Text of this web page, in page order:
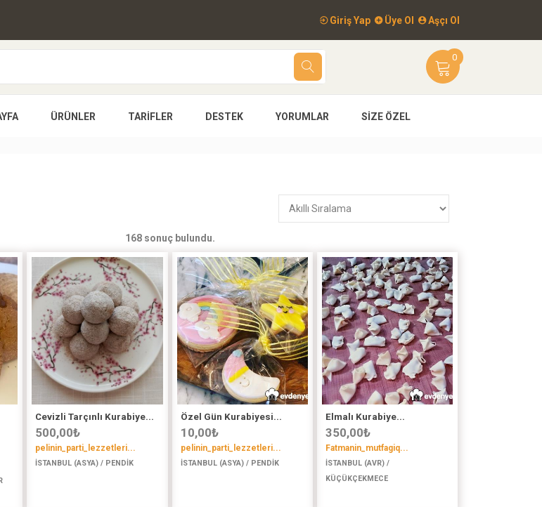
Giriş Yap Üye Ol Aşçı Ol
0
ÜRÜNLER TARIFLER DESTEK YORUMLAR SIZE ÖZEL
168 sonuç bulundu.
Cevizli Tarçınlı Kurabiye...
500,00₺
pelinin_parti_lezzetleri...
İSTANBUL (ASYA) / PENDİK
Özel Gün Kurabiyesi...
10,00₺
pelinin_parti_lezzetleri...
İSTANBUL (ASYA) / PENDİK
Elmalı Kurabiye...
350,00₺
Fatmanin_mutfagiq...
İSTANBUL (AVR) /
KÜÇÜKÇEKMECE